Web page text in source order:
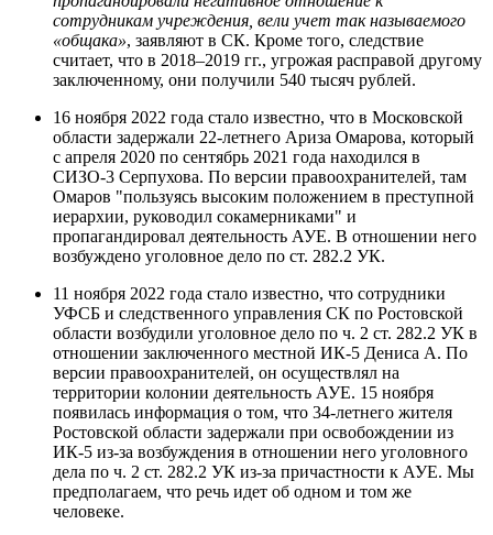
сотрудникам учреждения, вели учет так называемого
«общака», заявляют в СК. Кроме того, следствие
считает, что в 2018–2019 гг., угрожая расправой другому
заключенному, они получили 540 тысяч рублей.
16 ноября 2022 года стало известно, что в Московской
области задержали 22-летнего Ариза Омарова, который
с апреля 2020 по сентябрь 2021 года находился в
СИЗО-3 Серпухова. По версии правоохранителей, там
Омаров "пользуясь высоким положением в преступной
иерархии, руководил сокамерниками" и
пропагандировал деятельность АУЕ. В отношении него
возбуждено уголовное дело по ст. 282.2 УК.
11 ноября 2022 года стало известно, что сотрудники
УФСБ и следственного управления СК по Ростовской
области возбудили уголовное дело по ч. 2 ст. 282.2 УК в
отношении заключенного местной ИК-5 Дениса А. По
версии правоохранителей, он осуществлял на
территории колонии деятельность АУЕ. 15 ноября
появилась информация о том, что 34-летнего жителя
Ростовской области задержали при освобождении из
ИК-5 из-за возбуждения в отношении него уголовного
дела по ч. 2 ст. 282.2 УК из-за причастности к АУЕ. Мы
предполагаем, что речь идет об одном и том же
человеке.